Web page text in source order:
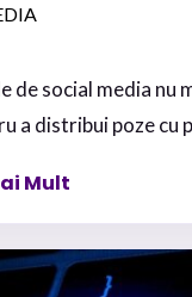
de social media nu
a distribui poze cu
Mult